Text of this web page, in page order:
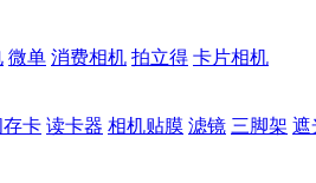
微单 消费相机 拍立得 卡片相机
存卡 读卡器 相机贴膜 滤镜 三脚架 遮